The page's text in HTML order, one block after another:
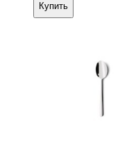
Купить